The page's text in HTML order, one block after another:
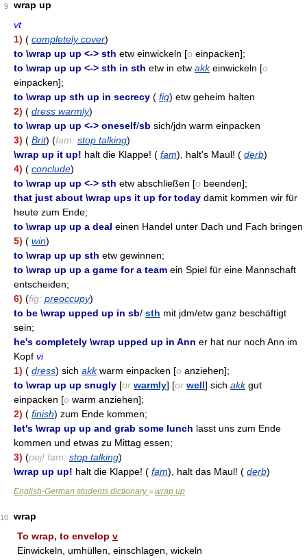
9
wrap up
vt
1) ( completely cover)
to \wrap up up <-> sth etw einwickeln [o einpacken];
to \wrap up up <-> sth in sth etw in etw akkeinwickeln [o
einpacken];
to \wrap up sth up in secrecy ( fig) etw geheim halten
2) ( dress warmly)
to \wrap up up <-> oneself/sb sich/jdn warm einpacken
3) ( Brit) (fam: stop talking)
\wrap up it up! halt die Klappe! ( fam), halt's Maul! ( derb)
4) ( conclude)
to \wrap up up <-> sth etw abschließen [o beenden];
that just about \wrap ups it up for today damit kommen wir für
heute zum Ende;
to \wrap up up a deal einen Handel unter Dach und Fach bringen
5) ( win)
to \wrap up up sth etw gewinnen;
to \wrap up up a game for a team ein Spiel für eine Mannschaft
entscheiden;
6) (fig: preoccupy)
to be \wrap upped up in sb/ sth mit jdm/etw ganz beschäftigt
sein;
he's completely \wrap upped up in Ann er hat nur noch Ann im
Kopf vi
1) ( dress) sich akkwarm einpacken [o anziehen];
to \wrap up up snugly [or warmly] [or well] sich akkgut
einpacken [o warm anziehen];
2) ( finish) zum Ende kommen;
let's \wrap up up and grab some lunch lasst uns zum Ende
kommen und etwas zu Mittag essen;
3) (pej! fam: stop talking)
\wrap up up! halt die Klappe! ( fam), halt das Maul! ( derb)
English-German students dictionary> wrap up
10
wrap
To wrap, to envelop v
Einwickeln, umhüllen, einschlagen, wickeln